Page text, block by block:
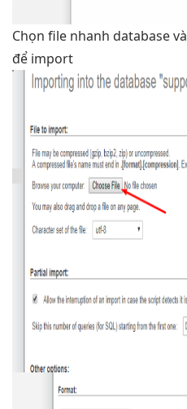
Chọn file nhanh database và
để import